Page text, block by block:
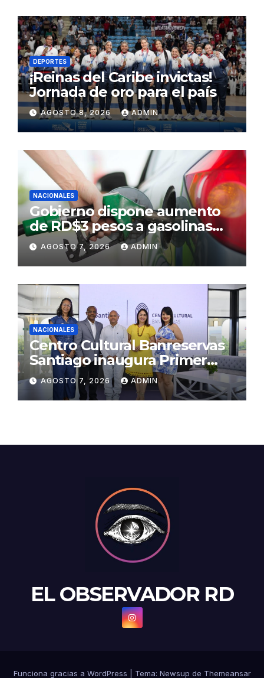
DEPORTES
¡Reinas del Caribe invictas!
Jornada de oro para el país
AGOSTO 8, 2026 ADMIN
NACIONALES
Gobierno dispone aumento
de RD$3 pesos a gasolinas
premium y regular
AGOSTO 7, 2026 ADMIN
NACIONALES
Centro Cultural Banreservas
Santiago inaugura Primer
Congreso de Artesanos de
Santiago
AGOSTO 7, 2026 ADMIN
EL OBSERVADOR RD
Funciona gracias a WordPress Tema: Newsup de Themeansar